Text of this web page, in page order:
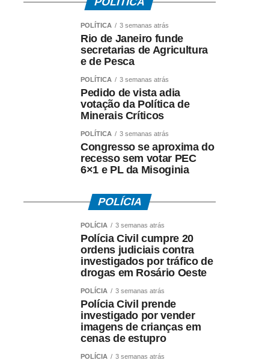
POLÍTICA 3 semanas atrás
Rio de Janeiro funde
secretarias de Agricultura
e de Pesca
POLÍTICA 3 semanas atrás
Pedido de vista adia
votação da Política de
Minerais Críticos
POLÍTICA 3 semanas atrás
Congresso se aproxima do
recesso sem votar PEC
6×1 e PL da Misoginia
POLÍCIA
POLÍCIA 3 semanas atrás
Polícia Civil cumpre 20
ordens judiciais contra
investigados por tráfico de
drogas em Rosário Oeste
POLÍCIA 3 semanas atrás
Polícia Civil prende
investigado por vender
imagens de crianças em
cenas de estupro
POLÍCIA 3 semanas atrás